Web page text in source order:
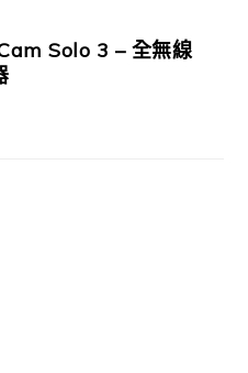
Solo 3 – 全無線